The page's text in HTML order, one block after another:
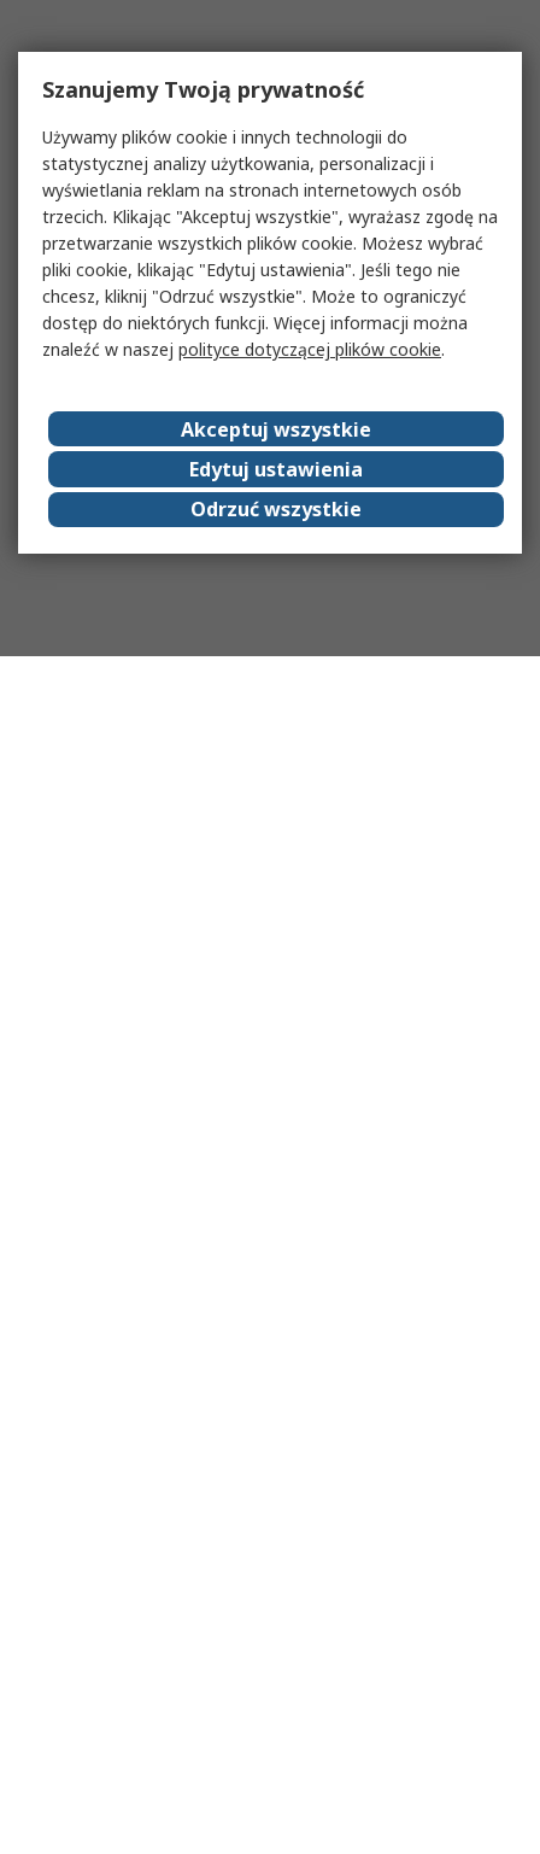
Szanujemy Twoją prywatność
Używamy plików cookie i innych technologii do
statystycznej analizy użytkowania, personalizacji i
wyświetlania reklam na stronach internetowych osób
trzecich. Klikając "Akceptuj wszystkie", wyrażasz zgodę na
przetwarzanie wszystkich plików cookie. Możesz wybrać
pliki cookie, klikając "Edytuj ustawienia". Jeśli tego nie
chcesz, kliknij "Odrzuć wszystkie". Może to ograniczyć
dostęp do niektórych funkcji. Więcej informacji można
znaleźć w naszej polityce dotyczącej plików cookie.
Akceptuj wszystkie
Edytuj ustawienia
Odrzuć wszystkie